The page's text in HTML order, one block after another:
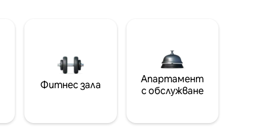
Фитнес зала
Апартамент
с обслужване